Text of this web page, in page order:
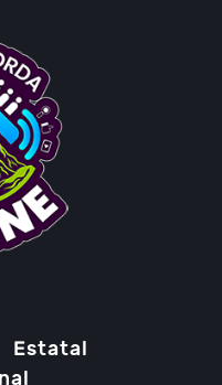
Estatal